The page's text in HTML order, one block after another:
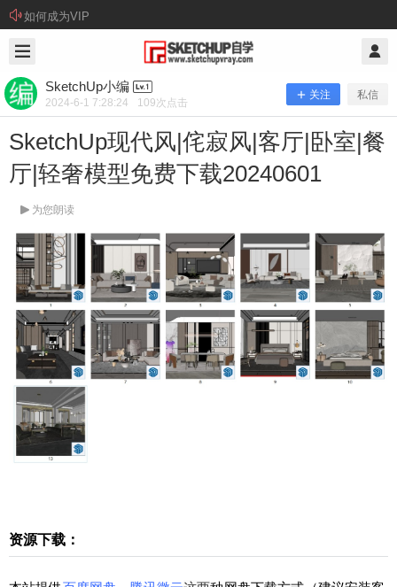
如何成为VIP
SketchUp小编
2024-6-1 7:28:24 109次点击
关注 私信
SketchUp现代风|侘寂风|客厅|卧室|餐
厅|轻奢模型免费下载20240601
为您朗读
资源下载：
SketchUp小编 @ SketchUp自学
SketchUp现代风|侘寂风|客厅|卧室|餐
厅|轻奢模型免费下载20240601
资源下载： 本站提供百度网盘、腾讯微云这两种网
盘下载方式（建议安装客户端下载），如果两种网
盘下载链接都失效请在评论区留言。如果有其它问
题也可直接加我个人微信，微信号：sketchupmajor
插件、素材），绝对物超所值！ 学堂有系统进阶Sk
etchUp课程⋘点击了解详情，0基础直接晋级为Sk
扫描二维码继续阅读